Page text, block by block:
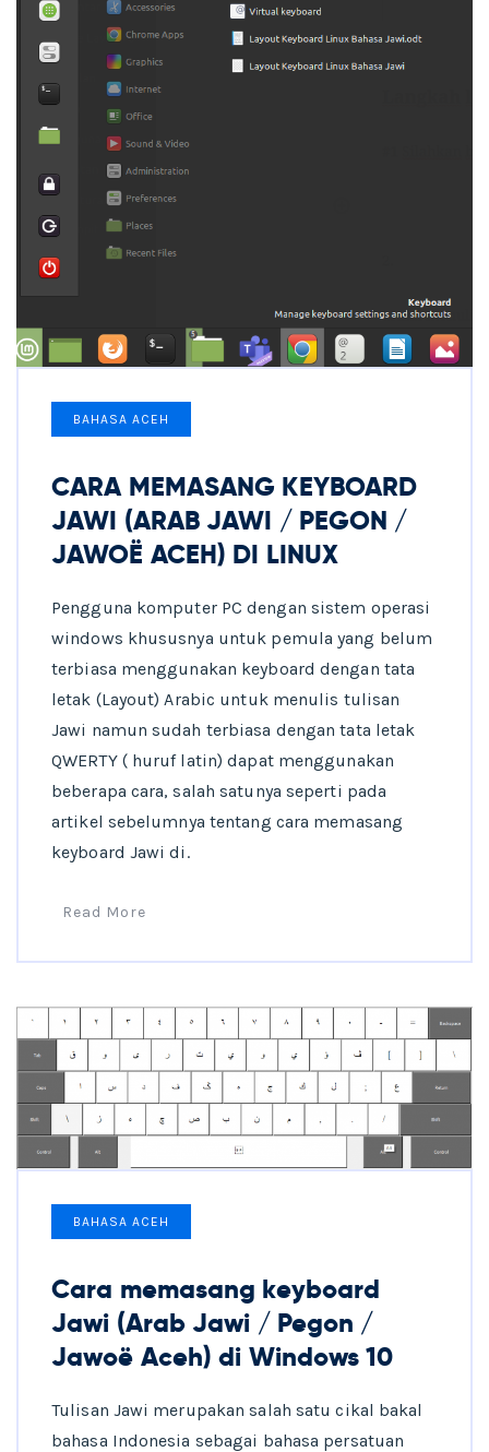
BAHASA ACEH
CARA MEMASANG KEYBOARD
JAWI (ARAB JAWI / PEGON /
JAWOË ACEH) DI LINUX
Pengguna komputer PC dengan sistem operasi
windows khususnya untuk pemula yang belum
terbiasa menggunakan keyboard dengan tata
letak (Layout) Arabic untuk menulis tulisan
Jawi namun sudah terbiasa dengan tata letak
QWERTY ( huruf latin) dapat menggunakan
beberapa cara, salah satunya seperti pada
artikel sebelumnya tentang cara memasang
keyboard Jawi di.
Read More
BAHASA ACEH
Cara memasang keyboard
Jawi (Arab Jawi / Pegon /
Jawoë Aceh) di Windows 10
Tulisan Jawi merupakan salah satu cikal bakal
bahasa Indonesia sebagai bahasa persatuan